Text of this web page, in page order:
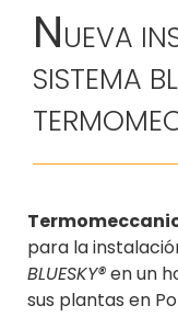
NUEVA
SISTEMA
para la
BLUESKY®en un
sus plantas en